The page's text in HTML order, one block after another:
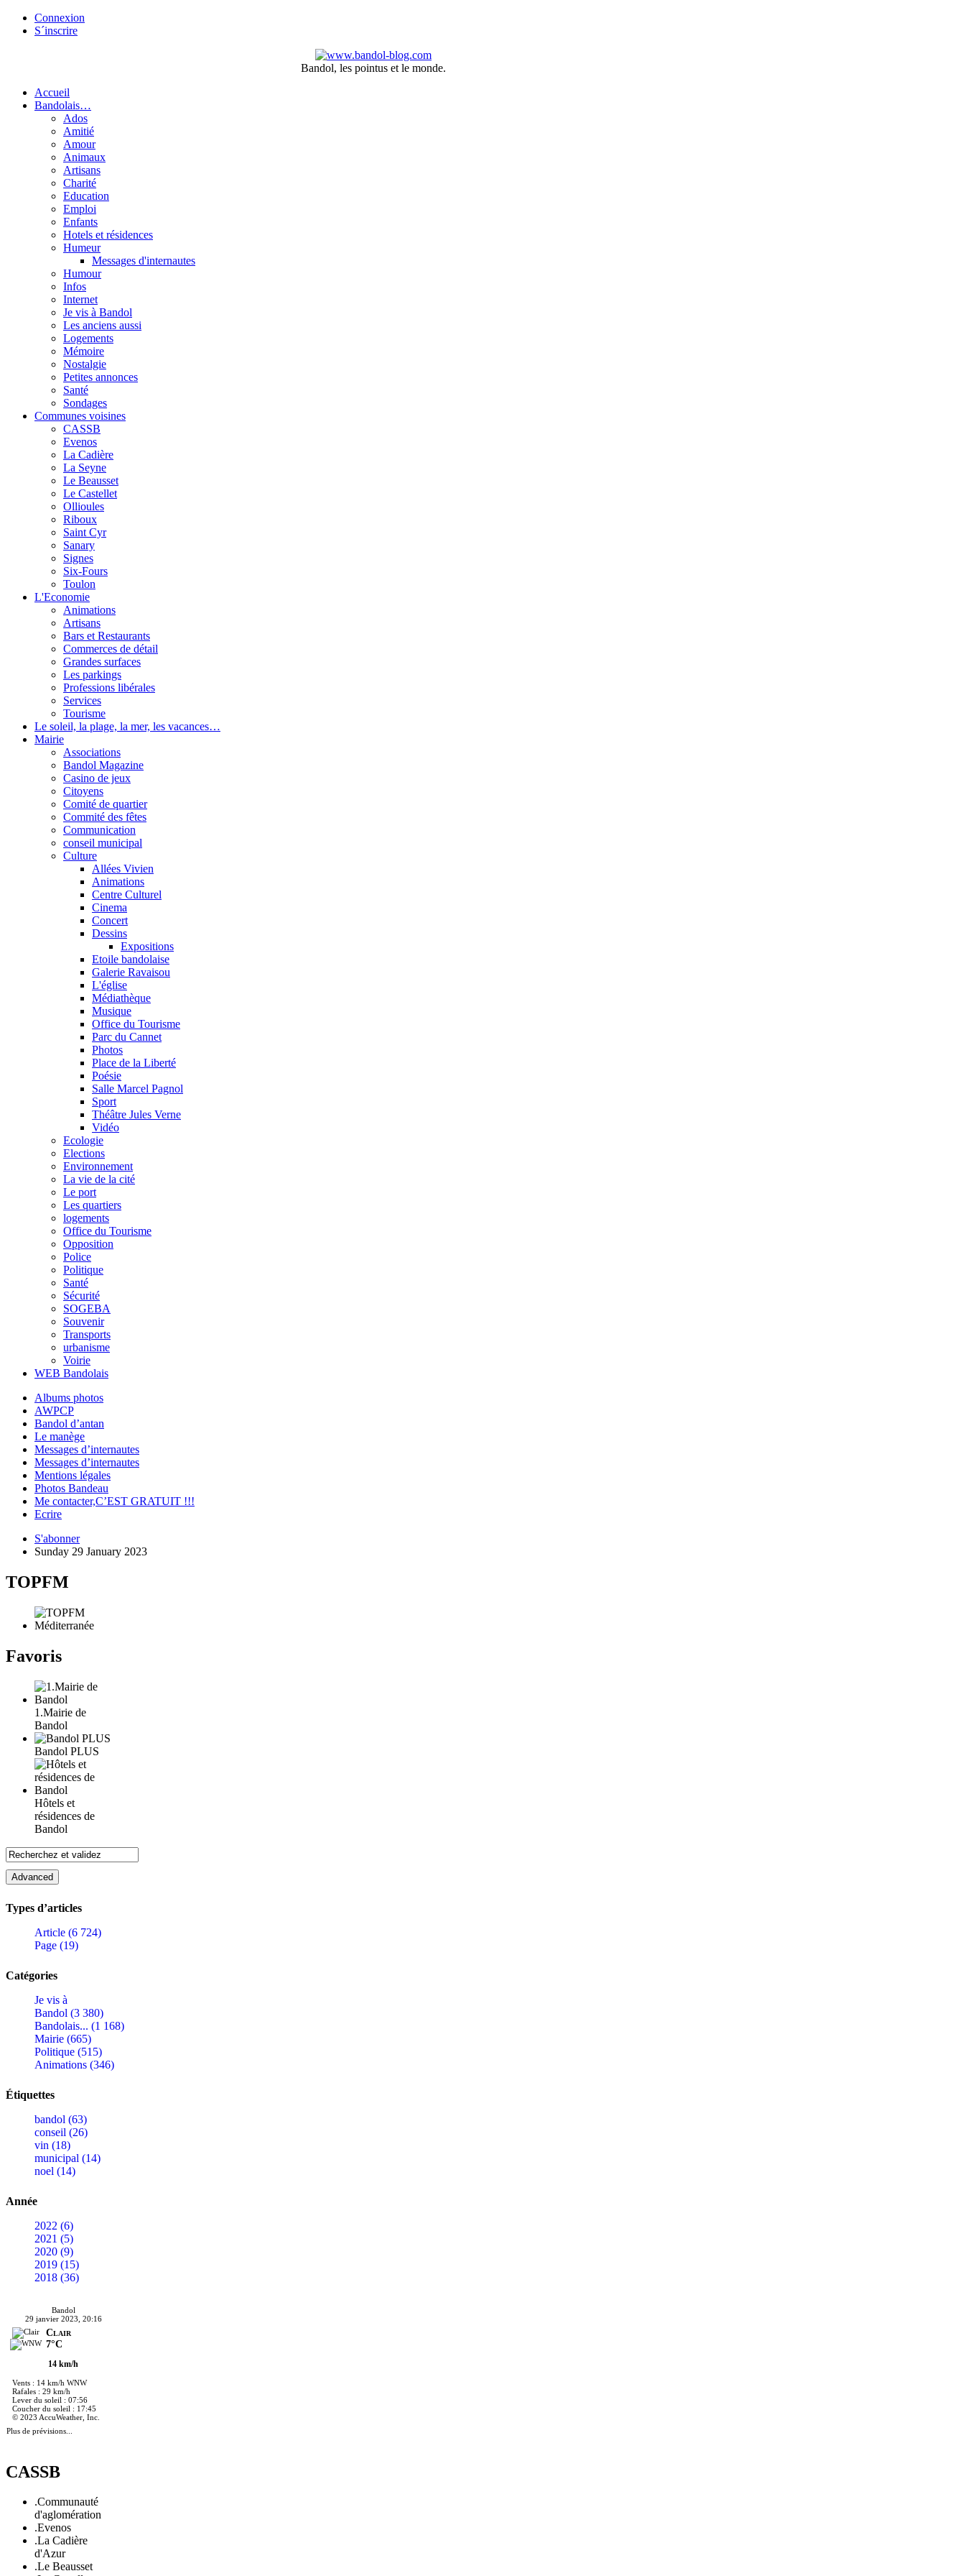
Connexion
S´inscrire
Bandol, les pointus et le monde.
Accueil
Bandolais…
Ados
Amitié
Amour
Animaux
Artisans
Charité
Education
Emploi
Enfants
Hotels et résidences
Humeur
Messages d'internautes
Humour
Infos
Internet
Je vis à Bandol
Les anciens aussi
Logements
Mémoire
Nostalgie
Petites annonces
Santé
Sondages
Communes voisines
CASSB
Evenos
La Cadière
La Seyne
Le Beausset
Le Castellet
Ollioules
Riboux
Saint Cyr
Sanary
Signes
Six-Fours
Toulon
L'Economie
Animations
Artisans
Bars et Restaurants
Commerces de détail
Grandes surfaces
Les parkings
Professions libérales
Services
Tourisme
Le soleil, la plage, la mer, les vacances…
Mairie
Associations
Bandol Magazine
Casino de jeux
Citoyens
Comité de quartier
Commité des fêtes
Communication
conseil municipal
Culture
Allées Vivien
Animations
Centre Culturel
Cinema
Concert
Dessins
Expositions
Etoile bandolaise
Galerie Ravaisou
L'église
Médiathèque
Musique
Office du Tourisme
Parc du Cannet
Photos
Place de la Liberté
Poésie
Salle Marcel Pagnol
Sport
Théâtre Jules Verne
Vidéo
Ecologie
Elections
Environnement
La vie de la cité
Le port
Les quartiers
logements
Office du Tourisme
Opposition
Police
Politique
Santé
Sécurité
SOGEBA
Souvenir
Transports
urbanisme
Voirie
WEB Bandolais
Albums photos
AWPCP
Bandol d’antan
Le manège
Messages d’internautes
Messages d’internautes
Mentions légales
Photos Bandeau
Me contacter,C’EST GRATUIT !!!
Ecrire
S'abonner
Sunday 29 January 2023
TOPFM
Favoris
1.Mairie de
Bandol
Bandol PLUS
Hôtels et
résidences de
Bandol
Types d’articles
Article (6 724)
Page (19)
Catégories
Je vis à
Bandol (3 380)
Bandolais... (1 168)
Mairie (665)
Politique (515)
Animations (346)
Étiquettes
bandol (63)
conseil (26)
vin (18)
municipal (14)
noel (14)
Année
2022 (6)
2021 (5)
2020 (9)
2019 (15)
2018 (36)
Bandol
29 janvier 2023, 20:16
Clair
7°C
14 km/h
Vents : 14 km/h WNW
Rafales : 29 km/h
Lever du soleil : 07:56
Coucher du soleil : 17:45
© 2023 AccuWeather, Inc.
Plus de prévisions...
CASSB
.Communauté
d'aglomération
.Evenos
.La Cadière
d'Azur
.Le Beausset